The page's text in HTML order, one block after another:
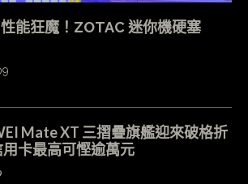
性能狂魔！ZOTAC 迷你機硬塞
Mate XT 三摺疊旗艦迎來破格折
卡最高可慳逾萬元